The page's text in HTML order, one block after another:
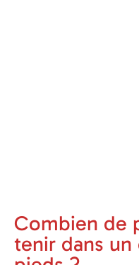
Combien de
tenir dans